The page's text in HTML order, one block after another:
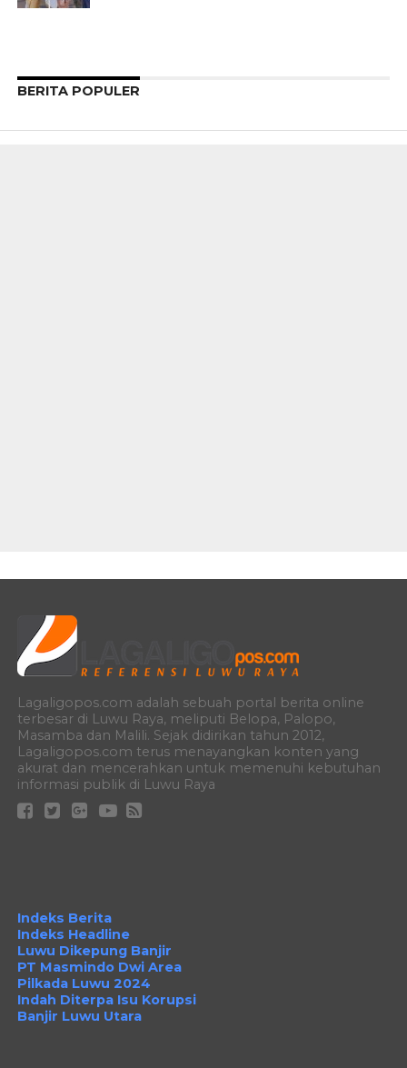
BERITA POPULER
Lagaligopos.com adalah sebuah portal berita online
terbesar di Luwu Raya, meliputi Belopa, Palopo,
Masamba dan Malili. Sejak didirikan tahun 2012,
Lagaligopos.com terus menayangkan konten yang
akurat dan mencerahkan untuk memenuhi kebutuhan
informasi publik di Luwu Raya
Indeks Berita
Indeks Headline
Luwu Dikepung Banjir
PT Masmindo Dwi Area
Pilkada Luwu 2024
Indah Diterpa Isu Korupsi
Banjir Luwu Utara